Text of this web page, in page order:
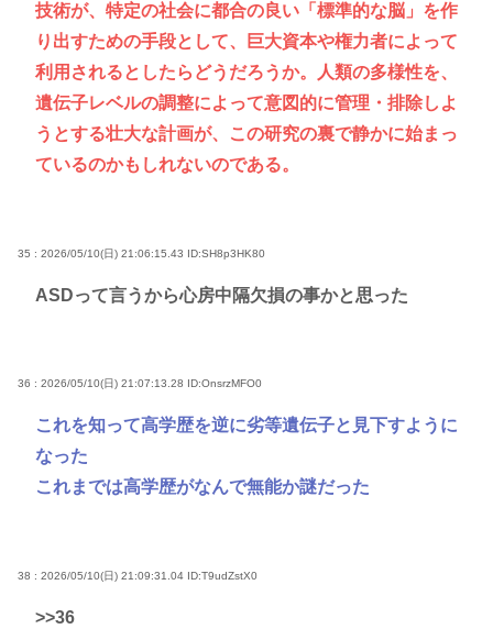
技術が、特定の社会に都合の良い「標準的な脳」を作
り出すための手段として、巨大資本や権力者によって
利用されるとしたらどうだろうか。人類の多様性を、
遺伝子レベルの調整によって意図的に管理・排除しよ
うとする壮大な計画が、この研究の裏で静かに始まっ
ているのかもしれないのである。
35 : 2026/05/10(日) 21:06:15.43 ID:SH8p3HK80
ASDって言うから心房中隔欠損の事かと思った
36 : 2026/05/10(日) 21:07:13.28 ID:OnsrzMFO0
これを知って高学歴を逆に劣等遺伝子と見下すように
なった
これまでは高学歴がなんで無能か謎だった
38 : 2026/05/10(日) 21:09:31.04 ID:T9udZstX0
>>36